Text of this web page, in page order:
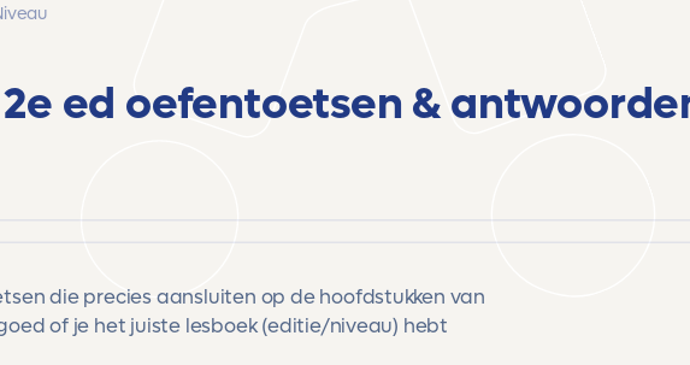
ed oefentoetsen &
die precies aansluiten op de hoofdstukken van
of je het juiste lesboek (editie/niveau) hebt